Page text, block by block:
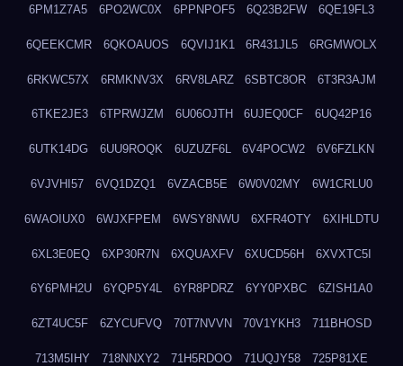
6PM1Z7A5 6PO2WC0X 6PPNPOF5 6Q23B2FW 6QE19FL3
6QEEKCMR 6QKOAUOS 6QVIJ1K1 6R431JL5 6RGMWOLX
6RKWC57X 6RMKNV3X 6RV8LARZ 6SBTC8OR 6T3R3AJM
6TKE2JE3 6TPRWJZM 6U06OJTH 6UJEQ0CF 6UQ42P16
6UTK14DG 6UU9ROQK 6UZUZF6L 6V4POCW2 6V6FZLKN
6VJVHI57 6VQ1DZQ1 6VZACB5E 6W0V02MY 6W1CRLU0
6WAOIUX0 6WJXFPEM 6WSY8NWU 6XFR4OTY 6XIHLDTU
6XL3E0EQ 6XP30R7N 6XQUAXFV 6XUCD56H 6XVXTC5I
6Y6PMH2U 6YQP5Y4L 6YR8PDRZ 6YY0PXBC 6ZISH1A0
6ZT4UC5F 6ZYCUFVQ 70T7NVVN 70V1YKH3 711BHOSD
713M5IHY 718NNXY2 71H5RDOO 71UQJY58 725P81XE